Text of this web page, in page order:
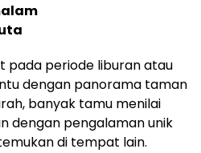
pada periode liburan atau
dengan panorama taman
banyak tamu menilai
dengan pengalaman unik
di tempat lain.